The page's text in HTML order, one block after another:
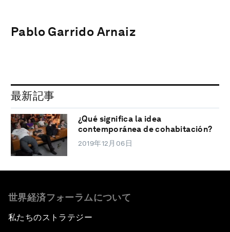
Pablo Garrido Arnaiz
最新記事
¿Qué significa la idea
contemporánea de cohabitación?
2019年12月06日
世界経済フォーラムについて
私たちのストラテジー